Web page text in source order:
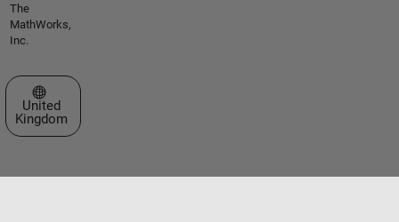
The
MathWorks,
Inc.
Select a Web Site
United
Kingdom